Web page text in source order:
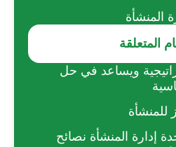
المنشأة
المتعلقة
ويساعد في حل
إدارة المنشأة نصائح